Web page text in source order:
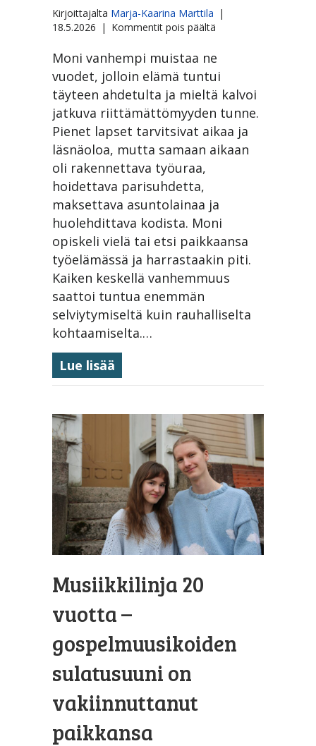
Kirjoittajalta Marja-Kaarina Marttila |
18.5.2026 | Kommentit pois päältä
on
uusi
mahdollisuus
Moni vanhempi muistaa ne
vuodet, jolloin elämä tuntui
täyteen ahdetulta ja mieltä kalvoi
jatkuva riittämättömyyden tunne.
Pienet lapset tarvitsivat aikaa ja
läsnäoloa, mutta samaan aikaan
oli rakennettava työuraa,
hoidettava parisuhdetta,
maksettava asuntolainaa ja
huolehdittava kodista. Moni
opiskeli vielä tai etsi paikkaansa
työelämässä ja harrastaakin piti.
Kaiken keskellä vanhemmuus
saattoi tuntua enemmän
selviytymiseltä kuin rauhalliselta
kohtaamiselta.…
Lue lisää
Musiikkilinja 20
vuotta –
gospelmuusikoiden
sulatusuuni on
vakiinnuttanut
paikkansa